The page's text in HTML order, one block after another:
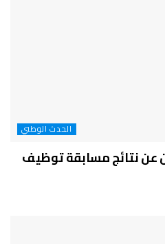
الحدث الوطني
عن نتائج مسابقة توظيف